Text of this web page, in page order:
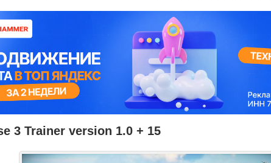
3 Trainer version 1.0 + 15